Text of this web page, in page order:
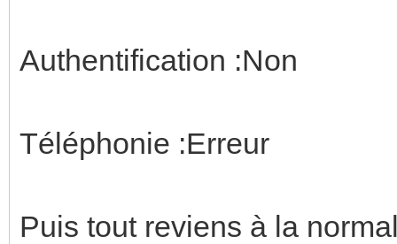
Authentification :Non
Téléphonie :Erreur
Puis tout reviens à la